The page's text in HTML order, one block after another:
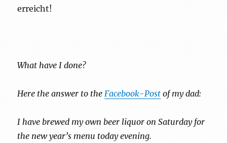
erreicht!
What have I done?
Here the answer to the Facebook-Post of my dad:
I have brewed my own beer liquor on Saturday for
the new year’s menu today evening.